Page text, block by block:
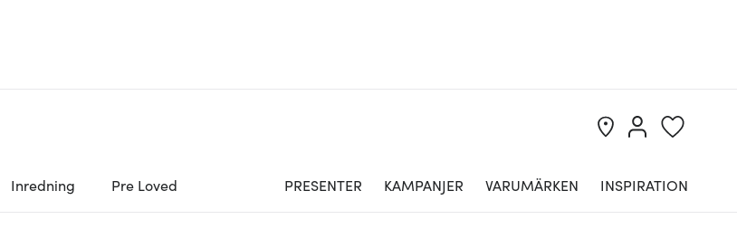
Inredning Pre Loved PRESENTER KAMPANJER VARUMÄRKEN INSPIRATION